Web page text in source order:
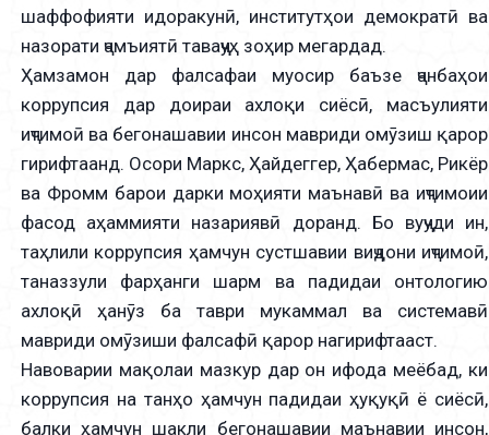
шаффофияти идоракунӣ, институтҳои демократӣ ва
назорати ҷамъиятӣ таваҷҷуҳ зоҳир мегардад.
Ҳамзамон дар фалсафаи муосир баъзе ҷанбаҳои
коррупсия дар доираи ахлоқи сиёсӣ, масъулияти
иҷтимоӣ ва бегонашавии инсон мавриди омӯзиш қарор
гирифтаанд. Осори Маркс, Ҳайдеггер, Ҳабермас, Рикёр
ва Фромм барои дарки моҳияти маънавӣ ва иҷтимоии
фасод аҳаммияти назариявӣ доранд. Бо вуҷуди ин,
таҳлили коррупсия ҳамчун сустшавии виҷдони иҷтимоӣ,
таназзули фарҳанги шарм ва падидаи онтологию
ахлоқӣ ҳанӯз ба таври мукаммал ва системавӣ
мавриди омӯзиши фалсафӣ қарор нагирифтааст.
Навоварии мақолаи мазкур дар он ифода меёбад, ки
коррупсия на танҳо ҳамчун падидаи ҳуқуқӣ ё сиёсӣ,
балки ҳамчун шакли бегонашавии маънавии инсон,